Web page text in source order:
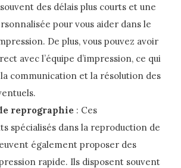
des délais plus courts et une
pour vous aider dans le
De plus, vous pouvez avoir
avec l’équipe d’impression, ce qui
communication et la résolution des
reprographie: Ces
spécialisés dans la reproduction de
également proposer des
rapide. Ils disposent souvent